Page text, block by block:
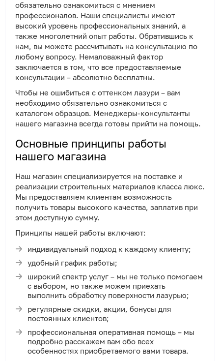
обязательно ознакомиться с мнением
профессионалов. Наши специалисты имеют
высокий уровень профессиональных знаний, а
также многолетний опыт работы. Обратившись к
нам, вы можете рассчитывать на консультацию по
любому вопросу. Немаловажный фактор
заключается в том, что все предоставляемые
консультации – абсолютно бесплатны.
Чтобы не ошибиться с оттенком лазури – вам
необходимо обязательно ознакомиться с
каталогом образцов. Менеджеры-консультанты
нашего магазина всегда готовы прийти на помощь.
Основные принципы работы
нашего магазина
Наш магазин специализируется на поставке и
реализации строительных материалов класса люкс.
Мы предоставляем клиентам возможность
получить товары высокого качества, заплатив при
этом доступную сумму.
Принципы нашей работы включают:
индивидуальный подход к каждому клиенту;
удобный график работы;
широкий спектр услуг – мы не только помогаем
с выбором, но также можем приехать
выполнить обработку поверхности лазурью;
регулярные скидки, акции, бонусы для
постоянных клиентов;
профессиональная оперативная помощь – мы
подробно расскажем вам обо всех
особенностях приобретаемого вами товара.